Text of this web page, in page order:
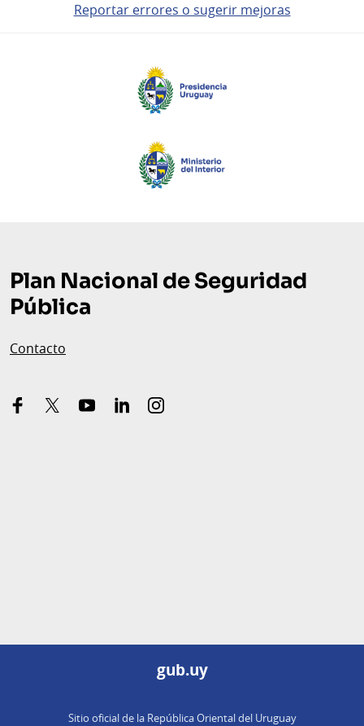
Reportar errores o sugerir mejoras
Plan Nacional de Seguridad
Pública
Contacto
facebook youtubelinkedininstagram
gub.uy
Sitio oficial de la República Oriental del Uruguay